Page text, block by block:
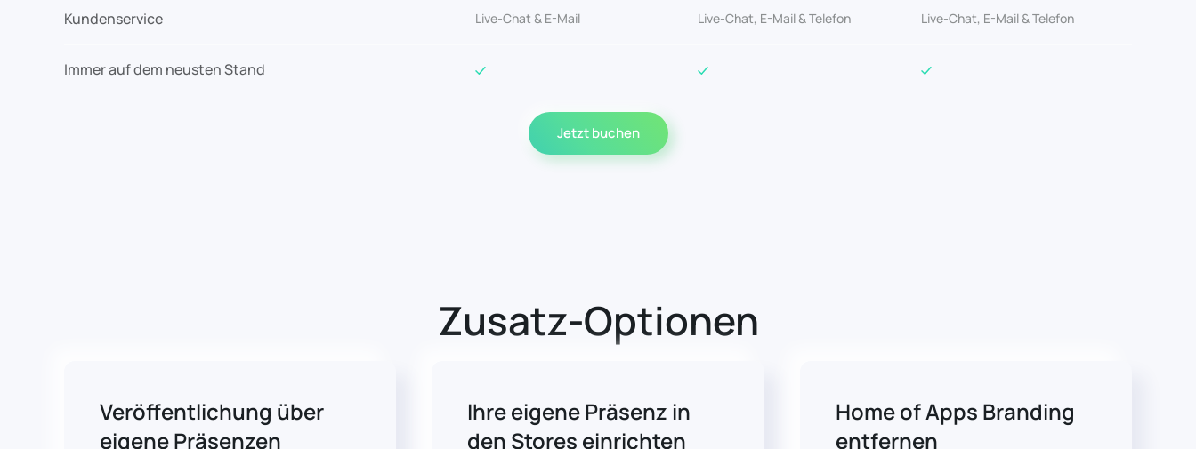
Kundenservice Live-Chat & E-Mail Live-Chat, E-Mail & Telefon Live-Chat, E-Mail & Telefon
Immer auf dem neusten Stand
Jetzt buchen
Zusatz-Optionen
Veröffentlichung über
eigene Präsenzen
Ihre eigene Präsenz in
den Stores einrichten
Home of Apps Branding
entfernen